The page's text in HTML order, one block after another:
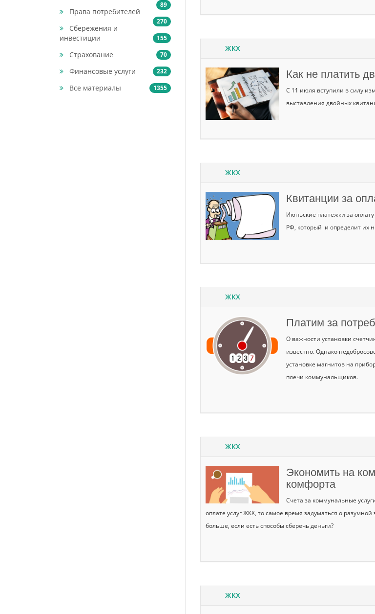
89
Права потребителей
270
Сбережения и
инвестиции
155
Страхование 70
Финансовые услуги 232
Все материалы 1355
ЖКХ
Как не платить
С 11 июля вступили в силу
выставления двойных
ЖКХ
Квитанции за
Июньские платежки за
РФ, который и определит их
ЖКХ
Платим за
О важности установки
известно. Однако
установке магнитов на
плечи коммунальщиков.
ЖКХ
Экономить на
комфорта
Счета за коммунальные
оплате услуг ЖКХ, то самое время задуматься о
больше, если есть способы сберечь деньги?
ЖКХ